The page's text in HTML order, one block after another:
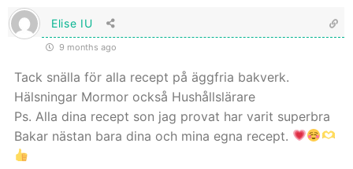
Elise IU
9 months ago
Tack snälla för alla recept på äggfria bakverk.
Hälsningar Mormor också Hushållslärare
Ps. Alla dina recept son jag provat har varit superbra
Bakar nästan bara dina och mina egna recept.